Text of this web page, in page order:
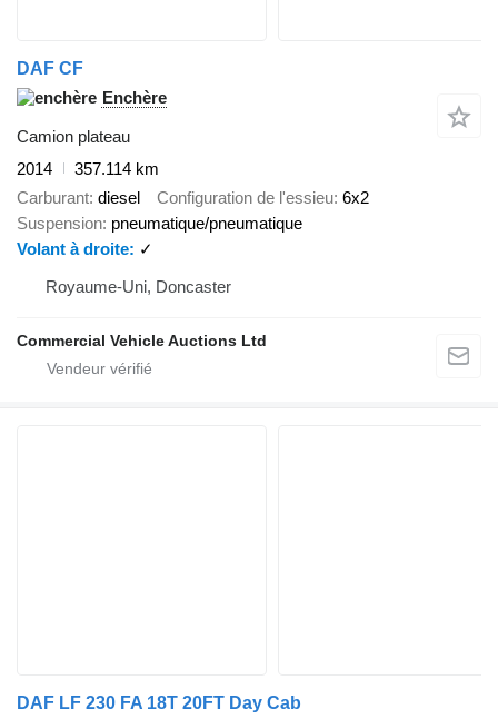
DAF CF
Enchère
Camion plateau
2014
357.114 km
Carburant diesel Configuration de l'essieu 6x2
Suspension pneumatique/pneumatique
Volant à droite
✓
Royaume-Uni, Doncaster
Commercial Vehicle Auctions Ltd
DAF LF 230 FA 18T 20FT Day Cab